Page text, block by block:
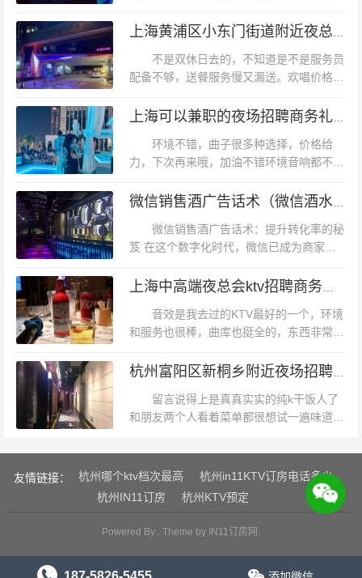
服务同样令人称赞。酒店拥有豪华客房、商务中心、健身
房、SPA中心等，为宾客提供全方位的舒适体验。无论是
商务出差还是休闲度假，这里都能满足你的各种需求。 ##
## **案例分析：商务与休闲的完美融合** 张先生是一位经
常往返杭州的商务人士，他选择入住杭州大酒店的一个重
要原因就是其地理位置的优越性。“每次来杭州，我都住在
酒店里。这里不仅交通便利，周边景点丰富，而且酒店的
服务和设施都非常到位，让我能够高效地完成工作之余，
还能轻松享受休闲时光。”张先生的经历，正是杭州大酒店
凭借其独特优势吸引众多宾客的真实写照。 综上所述，杭
州大酒店不仅是一个住宿的地点，更是连接杭州繁华商业
区与美丽自然景观的桥梁。无论你是寻求便利的商务旅
客，还是渴望探索城市魅力的游客，这里都是不可多得的
选择。希望本文能为你解答“杭州大酒店在哪”的疑问，并
助你更好地规划你的杭州之旅。
中，掌握有效的销售技巧至关重要。这不仅
能够帮助您提高销售额，还能提升顾客的满
不是双休日去的，不知道是不是服务员
配备不够，送餐服务慢又漏送。欢唱价格倒
还算实惠。第二次来的纯k，不过还是第一
次点这里的食物，大赞这里的奇异果芦荟特
环境不错，曲子很多种选择，价格给
力，下次再来哦，加油不错环境音响都不错
的，可以的。好。第一次中霸王餐奖，免费
任意4小时欢唱。因为今天是我妈生日，特
微信销售酒广告话术：提升转化率的秘
笈 在这个数字化时代，微信已成为商家与
消费者沟通的重要平台。对于酒类产品而
言，微信销售不仅是一个销售渠道，更是一
音效是我去过的KTV最好的一个，环境
和服务也很棒，曲库也挺全的，东西非常好
吃朋友生日在这里聚会，老板给了最大包
间，居然还跃层，很赞哦音效还不错，价格
留言说得上是真真实实的纯k干饭人了
和朋友两个人看着菜单都很想试一遍味道都
务：环境和服务都还蛮赞的包房的隔音效果
很好服务更加没话说了哈哈～每次...
友情链接： 杭州哪个ktv档次最高
杭州in11KTV订房电话多少
杭州IN11订房
杭州KTV预定
Powered By . Theme by IN11订房网 .